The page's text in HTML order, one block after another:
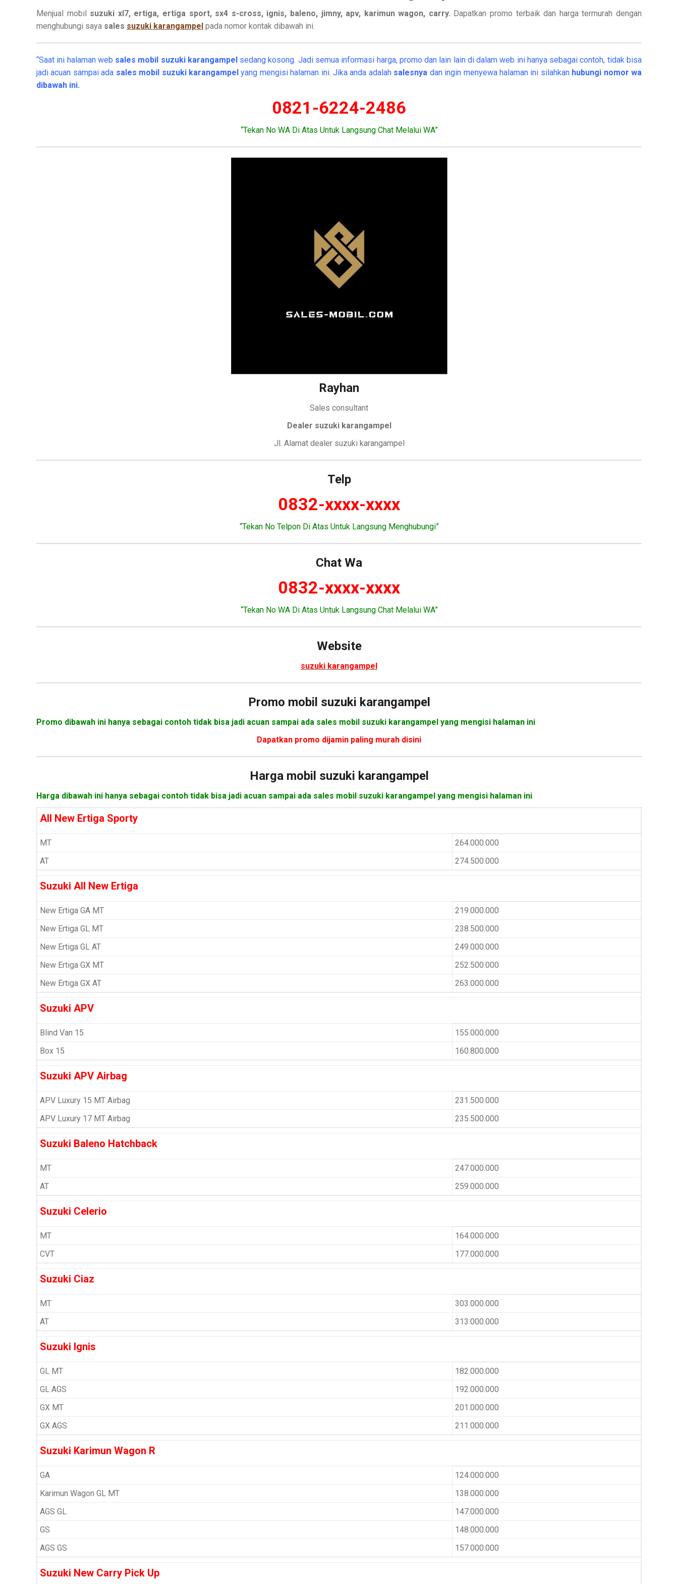
Menjual mobil suzuki xl7, ertiga, ertiga sport, sx4 s-cross, ignis, baleno, jimny, apv, karimun wagon, carry. Dapatkan promo terbaik dan harga termurah dengan
menghubungi saya sales suzuki karangampel pada nomor kontak dibawah ini.
“Saat ini halaman web sales mobil suzuki karangampel sedang kosong. Jadi semua informasi harga, promo dan lain lain di dalam web ini hanya sebagai contoh, tidak bisa
jadi acuan sampai ada sales mobil suzuki karangampelyang mengisi halaman ini. Jika anda adalah salesnya dan ingin menyewa halaman ini silahkan hubungi nomor wa
dibawah ini.
0821-6224-2486
“Tekan No WA Di Atas Untuk Langsung Chat Melalui WA”
Rayhan
Sales consultant
Dealer suzuki karangampel
Jl. Alamat dealer suzuki karangampel
Telp
0832-xxxx-xxxx
“Tekan No Telpon Di Atas Untuk Langsung Menghubungi”
Chat Wa
0832-xxxx-xxxx
“Tekan No WA Di Atas Untuk Langsung Chat Melalui WA”
Website
suzuki karangampel
Promo mobil suzuki karangampel
Promo dibawah ini hanya sebagai contoh tidak bisa jadi acuan sampai ada sales mobil suzuki karangampel yang mengisi halaman ini
Dapatkan promo dijamin paling murah disini
Harga mobil suzuki karangampel
Harga dibawah ini hanya sebagai contoh tidak bisa jadi acuan sampai ada sales mobil suzuki karangampel yang mengisi halaman ini
All New Ertiga Sporty
MT
264.000.000
AT
274.500.000
Suzuki All New Ertiga
New Ertiga GA MT
219.000.000
New Ertiga GL MT
238.500.000
New Ertiga GL AT
249.000.000
New Ertiga GX MT
252.500.000
New Ertiga GX AT
263.000.000
Suzuki APV
Blind Van 15
155.000.000
Box 15
160.800.000
Suzuki APV Airbag
APV Luxury 15 MT Airbag
231.500.000
APV Luxury 17 MT Airbag
235.500.000
Suzuki Baleno Hatchback
MT
247.000.000
AT
259.000.000
Suzuki Celerio
MT
164.000.000
CVT
177.000.000
Suzuki Ciaz
MT
303.000.000
AT
313.000.000
Suzuki Ignis
GL MT
182.000.000
GL AGS
192.000.000
GX MT
201.000.000
GX AGS
211.000.000
Suzuki Karimun Wagon R
GA
124.000.000
Karimun Wagon GL MT
138.000.000
AGS GL
147.000.000
GS
148.000.000
AGS GS
157.000.000
Suzuki New Carry Pick Up